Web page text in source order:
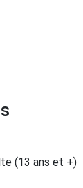
(13 ans et +)